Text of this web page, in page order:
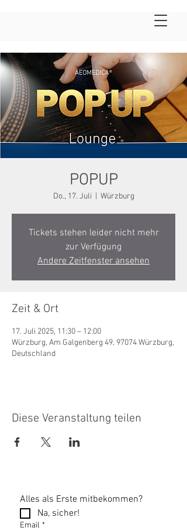
POPUP
Do., 17. Juli Würzburg
Tickets stehen leider nicht mehr
zur Verfügung
Andere Zeitfenster ansehen
Zeit & Ort
17. Juli 2025, 11:30 – 12:00
Würzburg, Am Galgenberg 49, 97074 Würzburg,
Deutschland
Diese Veranstaltung teilen
Alles als Erste mitbekommen?
Na, sicher!
Email *